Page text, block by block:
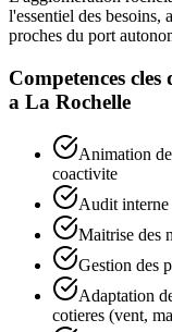
l'essentiel des besoins,
proches du port
Competences cles
a La Rochelle
Animation
coactivite
Audit interne
Maitrise des
Gestion des
Adaptation
cotieres (vent,